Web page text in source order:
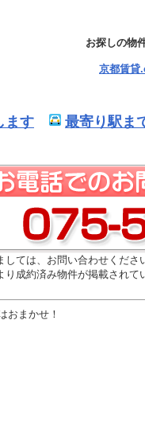
お探しの物
京都賃貸
ます 最寄り駅ま
ては、お問い合わせくださ
り成約済み物件が掲載され
おまかせ！